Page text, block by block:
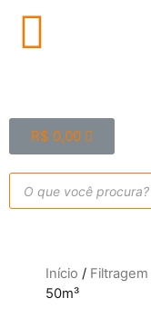
R$ 0,00
Início / Filtragem
50m³